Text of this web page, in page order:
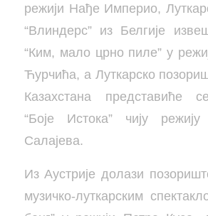
режији Нађе Империо,
“Влиндерс” из Белгије
“Ким, мало црно пиле” у
Ћурчића, а Луткарско
Казахстана представиће
“Боје Истока” чију
Салајева.
Из Аустрије долази
музичко-луткарским